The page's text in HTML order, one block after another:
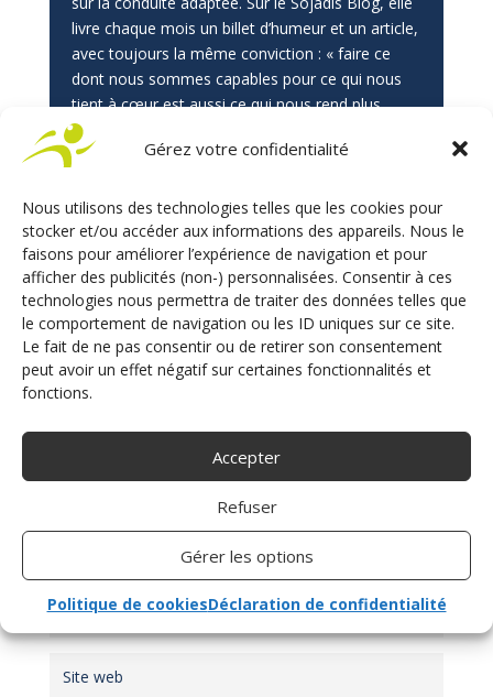
Gérez votre confidentialité
Nous utilisons des technologies telles que les cookies pour
stocker et/ou accéder aux informations des appareils. Nous le
faisons pour améliorer l’expérience de navigation et pour
afficher des publicités (non-) personnalisées. Consentir à ces
technologies nous permettra de traiter des données telles que
le comportement de navigation ou les ID uniques sur ce site.
Le fait de ne pas consentir ou de retirer son consentement
peut avoir un effet négatif sur certaines fonctionnalités et
fonctions.
Accepter
Refuser
Gérer les options
Politique de cookiesDéclaration de confidentialité
livre chaque mois un billet d’humeur et un article,
avec toujours la même conviction : « faire ce
dont nous sommes capables pour ce qui nous
tient à cœur est aussi ce qui nous rend plus…
vivants ! »
POSTER LE COMMENTAIRE
Votre adresse e-mail ne sera pas publiée. Les champs
obligatoires sont indiqués avec *